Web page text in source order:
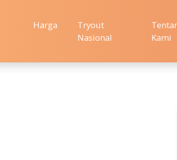
Harga
Tryout
Nasional
Kami